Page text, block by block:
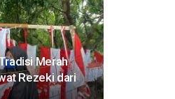
Merah
Rezeki dari